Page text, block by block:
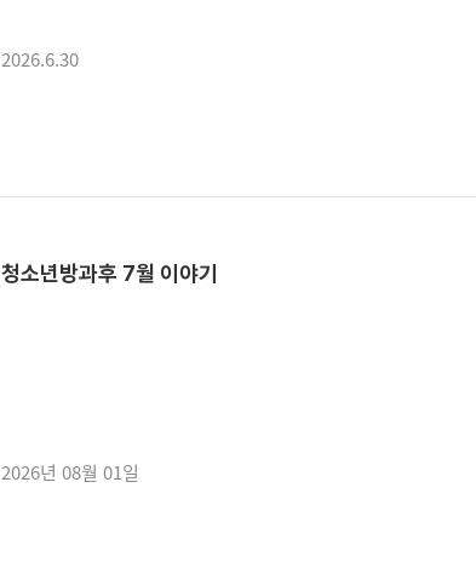
2026.6.30
청소년방과후 7월 이야기
2026년 08월 01일